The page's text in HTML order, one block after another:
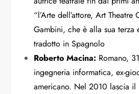
“l’Arte dell’attore, Art Theatre
Gambini, che è alla sua terza
tradotto in Spagnolo
Roberto Macina: Romano,
ingegneria informatica, ex-
americano. Nel 2010 lascia il